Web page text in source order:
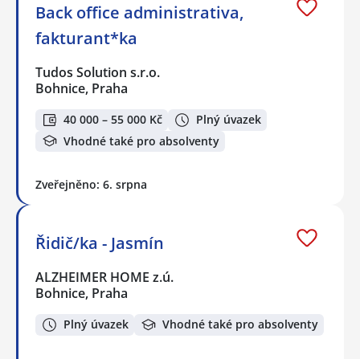
Back office administrativa,
fakturant*ka
Tudos Solution s.r.o.
Bohnice, Praha
40 000 – 55 000 Kč
Plný úvazek
Vhodné také pro absolventy
Zveřejněno: 6. srpna
Řidič/ka - Jasmín
ALZHEIMER HOME z.ú.
Bohnice, Praha
Plný úvazek Vhodné také pro absolventy